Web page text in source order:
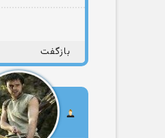
بازگفت